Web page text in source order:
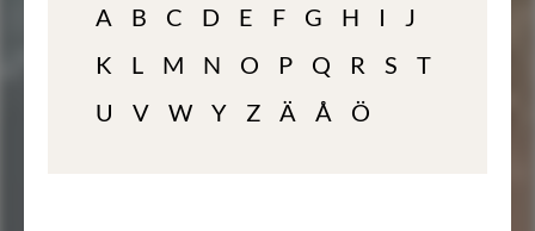
A B C D E F G H I
J
K
L M N O P Q R S
T
U
V W Y Z Ä Å Ö